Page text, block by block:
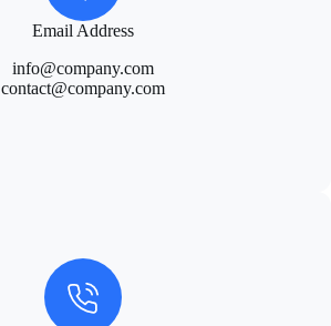
Email Address
info@company.com
contact@company.com